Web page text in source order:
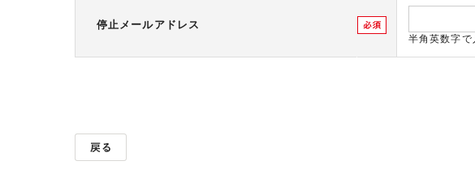
停止メールアドレス
半角英数字